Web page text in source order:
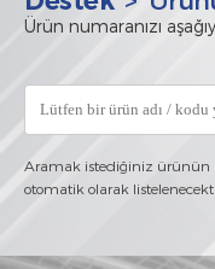
Ürün numaranızı
Aramak istediğiniz ürünün
otomatik olarak